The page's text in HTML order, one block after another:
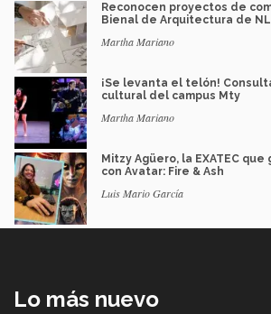
Reconocen proyectos de
Bienal de Arquitectura de NL
Martha Mariano
¡Se levanta el telón!
cultural del campus Mty
Martha Mariano
Mitzy Agüero, la EXATEC que
con Avatar: Fire & Ash
Luis Mario García
Lo más nuevo